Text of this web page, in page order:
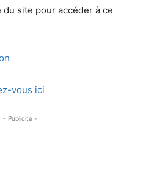
site pour accéder à ce
vous ici
- Publicité -